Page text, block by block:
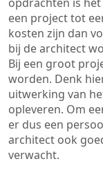
een project tot
kosten zijn dan
bij de architect
Bij een groot
worden. Denk
uitwerking van
opleveren. Om
er dus een
architect ook
verwacht.